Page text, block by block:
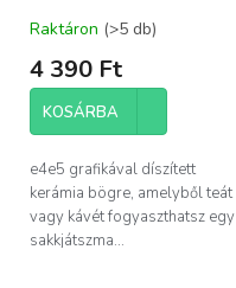
Raktáron (>5 db)
4 390 Ft
KOSÁRBA
e4e5 grafikával díszített
kerámia bögre, amelyből teát
vagy kávét fogyaszthatsz egy
sakkjátszma...